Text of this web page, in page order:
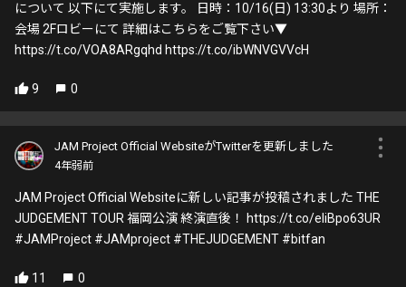
について 以下にて実施します。 日時：10/16(日) 13:30より 場所：
会場 2Fロビーにて 詳細はこちらをご覧下さい▼
https://t.co/VOA8ARgqhd https://t.co/ibWNVGVVcH
9 0
JAM Project Official WebsiteがTwitterを更新しました
4年弱前
JAM Project Official Websiteに新しい記事が投稿されました THE
JUDGEMENT TOUR 福岡公演 終演直後！ https://t.co/eliBpo63UR
#JAMProject #JAMproject #THEJUDGEMENT #bitfan
11 0